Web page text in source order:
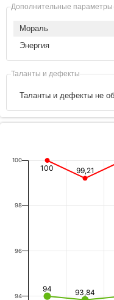
Дополнительные параметры
Мораль
Энергия
Таланты и дефекты
Таланты и дефекты не
94 93,84
100 99,21
94
96
98
100